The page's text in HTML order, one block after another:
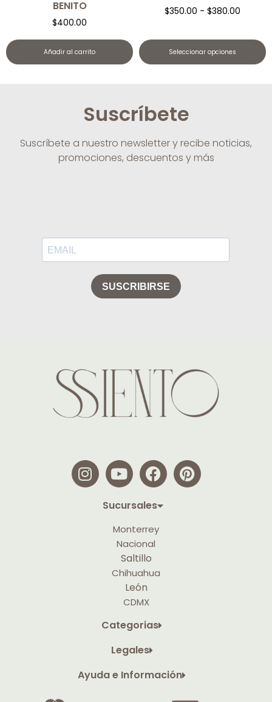
BENITO
$400.00
Añadir al carrito
$350.00 - $380.00
Seleccionar opciones
Suscríbete
Suscríbete a nuestro newsletter y recibe noticias,
promociones, descuentos y más
Sucursales
Monterrey
Nacional
Saltillo
Chihuahua
León
CDMX
Categorias
Legales
Ayuda e Información